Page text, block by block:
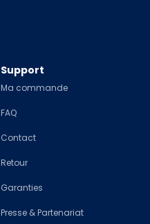
Support
Ma commande
FAQ
Contact
Retour
Garanties
Presse & Partenariat